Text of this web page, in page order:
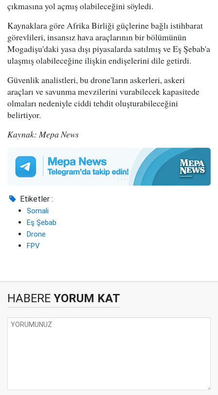
çıkmasına yol açmış olabileceğini söyledi.
Kaynaklara göre Afrika Birliği güçlerine bağlı istihbarat
görevlileri, insansız hava araçlarının bir bölümünün
Mogadişu'daki yasa dışı piyasalarda satılmış ve Eş Şebab'a
ulaşmış olabileceğine ilişkin endişelerini dile getirdi.
Güvenlik analistleri, bu drone'ların askerleri, askeri
araçları ve savunma mevzilerini vurabilecek kapasitede
olmaları nedeniyle ciddi tehdit oluşturabileceğini
belirtiyor.
Kaynak: Mepa News
Etiketler :
Somali
Eş Şebab
Drone
FPV
HABERE YORUM KAT